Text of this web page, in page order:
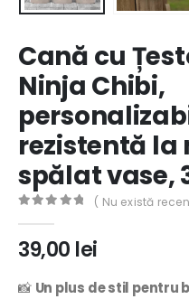
Cană cu
Ninja Chibi,
rezistentă la
spălat vase,
( Nu există
39,00 lei
📸 Un plus de stil